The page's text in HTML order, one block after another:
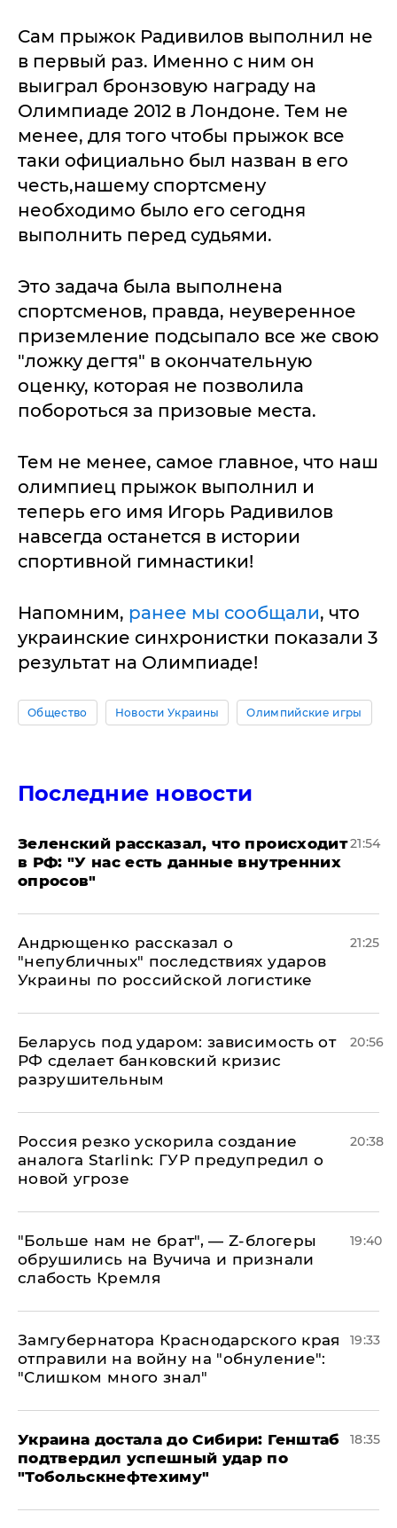
Сам прыжок Радивилов выполнил не
в первый раз. Именно с ним он
выиграл бронзовую награду на
Олимпиаде 2012 в Лондоне. Тем не
менее, для того чтобы прыжок все
таки официально был назван в его
честь,нашему спортсмену
необходимо было его сегодня
выполнить перед судьями.
Это задача была выполнена
спортсменов, правда, неуверенное
приземление подсыпало все же свою
"ложку дегтя" в окончательную
оценку, которая не позволила
побороться за призовые места.
Тем не менее, самое главное, что наш
олимпиец прыжок выполнил и
теперь его имя Игорь Радивилов
навсегда останется в истории
спортивной гимнастики!
Напомним, ранее мы сообщали, что
украинские синхронистки показали 3
результат на Олимпиаде!
Общество Новости Украины Олимпийские игры
Последние новости
​Зеленский рассказал, что происходит
в РФ: "У нас есть данные внутренних
опросов"
21:54
Андрющенко рассказал о
"непубличных" последствиях ударов
Украины по российской логистике
21:25
Беларусь под ударом: зависимость от
РФ сделает банковский кризис
разрушительным
20:56
​Россия резко ускорила создание
аналога Starlink: ГУР предупредил о
новой угрозе
20:38
​"Больше нам не брат", — Z-блогеры
обрушились на Вучича и признали
слабость Кремля
19:40
Замгубернатора Краснодарского края
отправили на войну на "обнуление":
"Слишком много знал"
19:33
Украина достала до Сибири: Генштаб
подтвердил успешный удар по
"Тобольскнефтехиму"
18:35